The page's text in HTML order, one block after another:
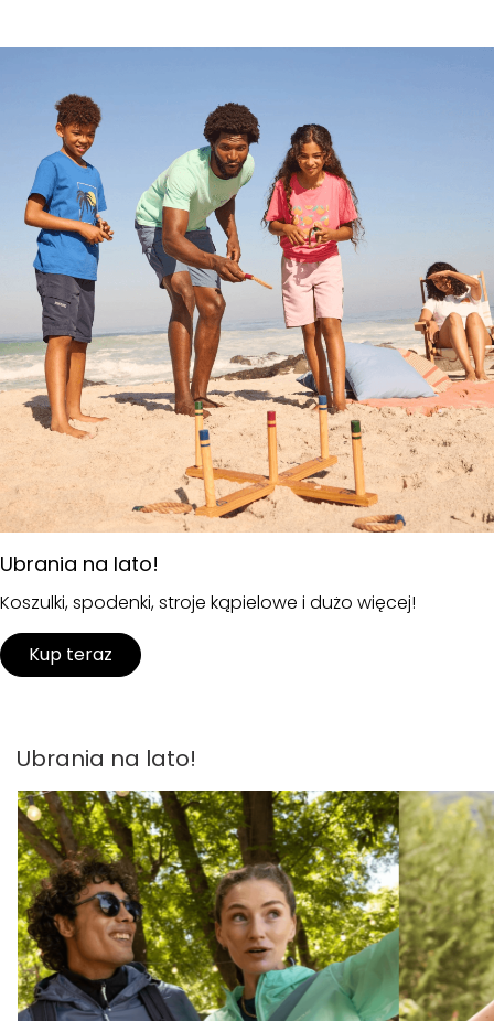
Ubrania na lato!
Koszulki, spodenki, stroje kąpielowe i dużo więcej!
Kup teraz
Ubrania na lato!